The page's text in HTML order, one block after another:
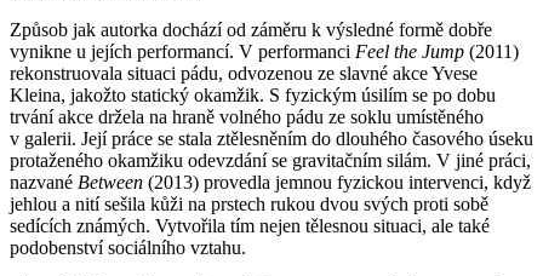
Způsob jak autorka dochází od záměru k výsledné formě dobře
vynikne u jejích performancí. V performanci Feel the Jump (2011)
rekonstruovala situaci pádu, odvozenou ze slavné akce Yvese
Kleina, jakožto statický okamžik. S fyzickým úsilím se po dobu
trvání akce držela na hraně volného pádu ze soklu umístěného
v galerii. Její práce se stala ztělesněním do dlouhého časového úseku
protaženého okamžiku odevzdání se gravitačním silám. V jiné práci,
nazvané Between (2013) provedla jemnou fyzickou intervenci, když
jehlou a nití sešila kůži na prstech rukou dvou svých proti sobě
sedících známých. Vytvořila tím nejen tělesnou situaci, ale také
podobenství sociálního vztahu.